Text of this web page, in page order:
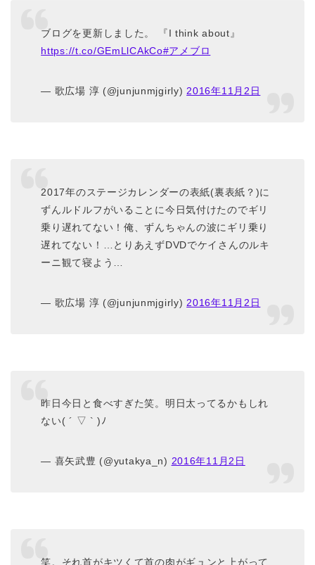
ブログを更新しました。 『I think about』
https://t.co/GEmLlCAkCo#アメブロ
— 歌広場 淳 (@junjunmjgirly) 2016年11月2日
2017年のステージカレンダーの表紙(裏表紙？)に
ずんルドルフがいることに今日気付けたのでギリ
乗り遅れてない！俺、ずんちゃんの波にギリ乗り
遅れてない！…とりあえずDVDでケイさんのルキ
ーニ観て寝よう…
— 歌広場 淳 (@junjunmjgirly) 2016年11月2日
昨日今日と食べすぎた笑。明日太ってるかもしれ
ない( ´ ▽ ` )ﾉ
— 喜矢武豊 (@yutakya_n) 2016年11月2日
笑。それ首がキツくて首の肉がギュンと上がって